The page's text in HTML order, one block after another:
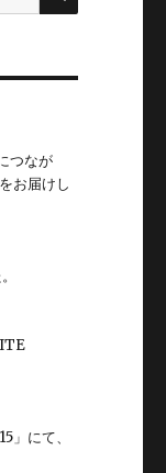
つなが
お届けし
」にて、